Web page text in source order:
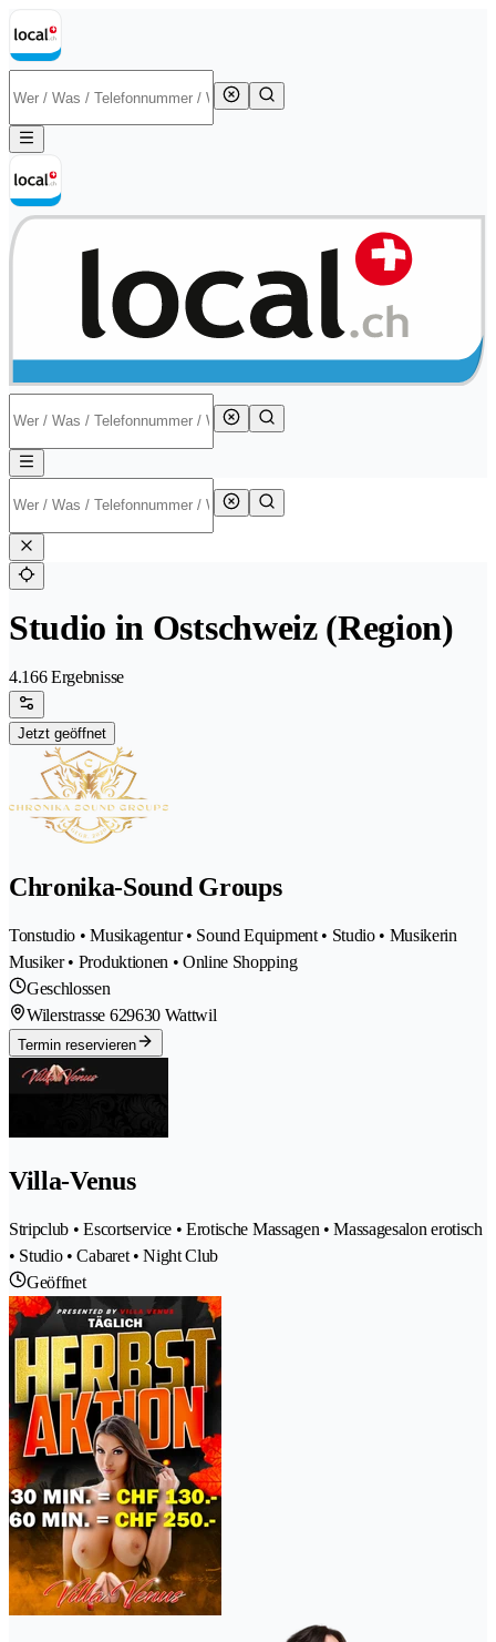
Studio in Ostschweiz (Region)
4.166 Ergebnisse
Jetzt geöffnet
Chronika-Sound Groups
Tonstudio • Musikagentur • Sound Equipment • Studio • Musikerin
Musiker • Produktionen • Online Shopping
Geschlossen
Wilerstrasse 629630 Wattwil
Termin reservieren
Villa-Venus
Stripclub • Escortservice • Erotische Massagen • Massagesalon erotisch
• Studio • Cabaret • Night Club
Geöffnet